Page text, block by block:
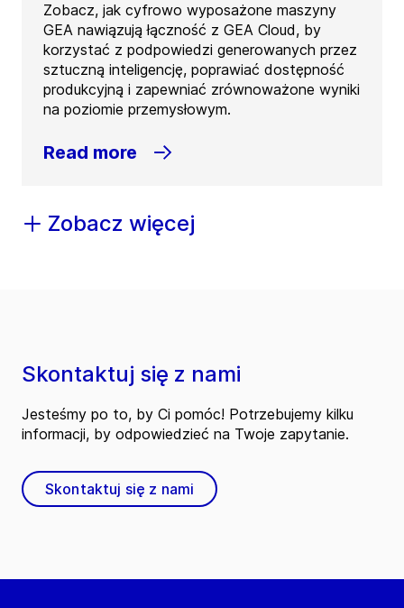
Zobacz, jak cyfrowo wyposażone maszyny
GEA nawiązują łączność z GEA Cloud, by
korzystać z podpowiedzi generowanych przez
sztuczną inteligencję, poprawiać dostępność
produkcyjną i zapewniać zrównoważone wyniki
na poziomie przemysłowym.
Read more
Zobacz więcej
Skontaktuj się z nami
Jesteśmy po to, by Ci pomóc! Potrzebujemy kilku
informacji, by odpowiedzieć na Twoje zapytanie.
Skontaktuj się z nami